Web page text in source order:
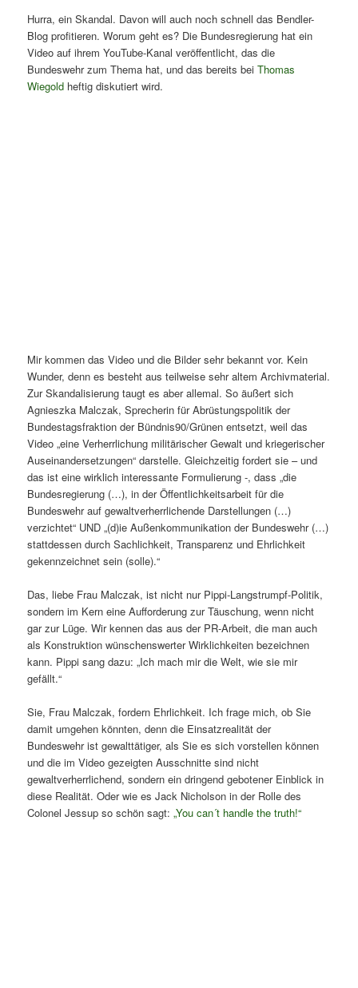
Hurra, ein Skandal. Davon will auch noch schnell das Bendler-
Blog profitieren. Worum geht es? Die Bundesregierung hat ein
Video auf ihrem YouTube-Kanal veröffentlicht, das die
Bundeswehr zum Thema hat, und das bereits beiThomas
Wiegold heftig diskutiert wird.
Mir kommen das Video und die Bilder sehr bekannt vor. Kein
Wunder, denn es besteht aus teilweise sehr altem Archivmaterial.
Zur Skandalisierung taugt es aber allemal. So äußert sich
Agnieszka Malczak, Sprecherin für Abrüstungspolitik der
Bundestagsfraktion der Bündnis90/Grünen entsetzt, weil das
Video „eine Verherrlichung militärischer Gewalt und kriegerischer
Auseinandersetzungen“ darstelle. Gleichzeitig fordert sie – und
das ist eine wirklich interessante Formulierung -, dass „die
Bundesregierung (…), in der Öffentlichkeitsarbeit für die
Bundeswehr auf gewaltverherrlichende Darstellungen (…)
verzichtet“ UND „(d)ie Außenkommunikation der Bundeswehr (…)
stattdessen durch Sachlichkeit, Transparenz und Ehrlichkeit
gekennzeichnet sein (solle).“
Das, liebe Frau Malczak, ist nicht nur Pippi-Langstrumpf-Politik,
sondern im Kern eine Aufforderung zur Täuschung, wenn nicht
gar zur Lüge. Wir kennen das aus der PR-Arbeit, die man auch
als Konstruktion wünschenswerter Wirklichkeiten bezeichnen
kann. Pippi sang dazu: „Ich mach mir die Welt, wie sie mir
gefällt.“
Sie, Frau Malczak, fordern Ehrlichkeit. Ich frage mich, ob Sie
damit umgehen könnten, denn die Einsatzrealität der
Bundeswehr ist gewalttätiger, als Sie es sich vorstellen können
und die im Video gezeigten Ausschnitte sind nicht
gewaltverherrlichend, sondern ein dringend gebotener Einblick in
diese Realität. Oder wie es Jack Nicholson in der Rolle des
Colonel Jessup so schön sagt:„You can´t handle the truth!“